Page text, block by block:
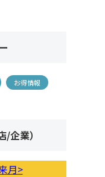
お得情報
企業）
月>